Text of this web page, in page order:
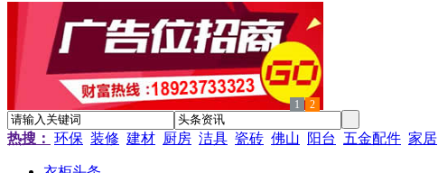
1 2
热搜： 环保 装修 建材 厨房 洁具 瓷砖 佛山 阳台 五金配件 家居